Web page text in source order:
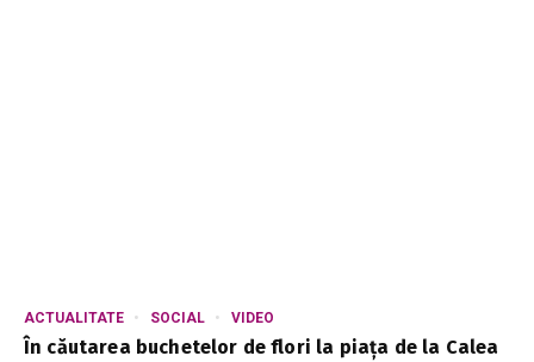
ACTUALITATE SOCIAL VIDEO
În căutarea buchetelor de flori la piața de la Calea